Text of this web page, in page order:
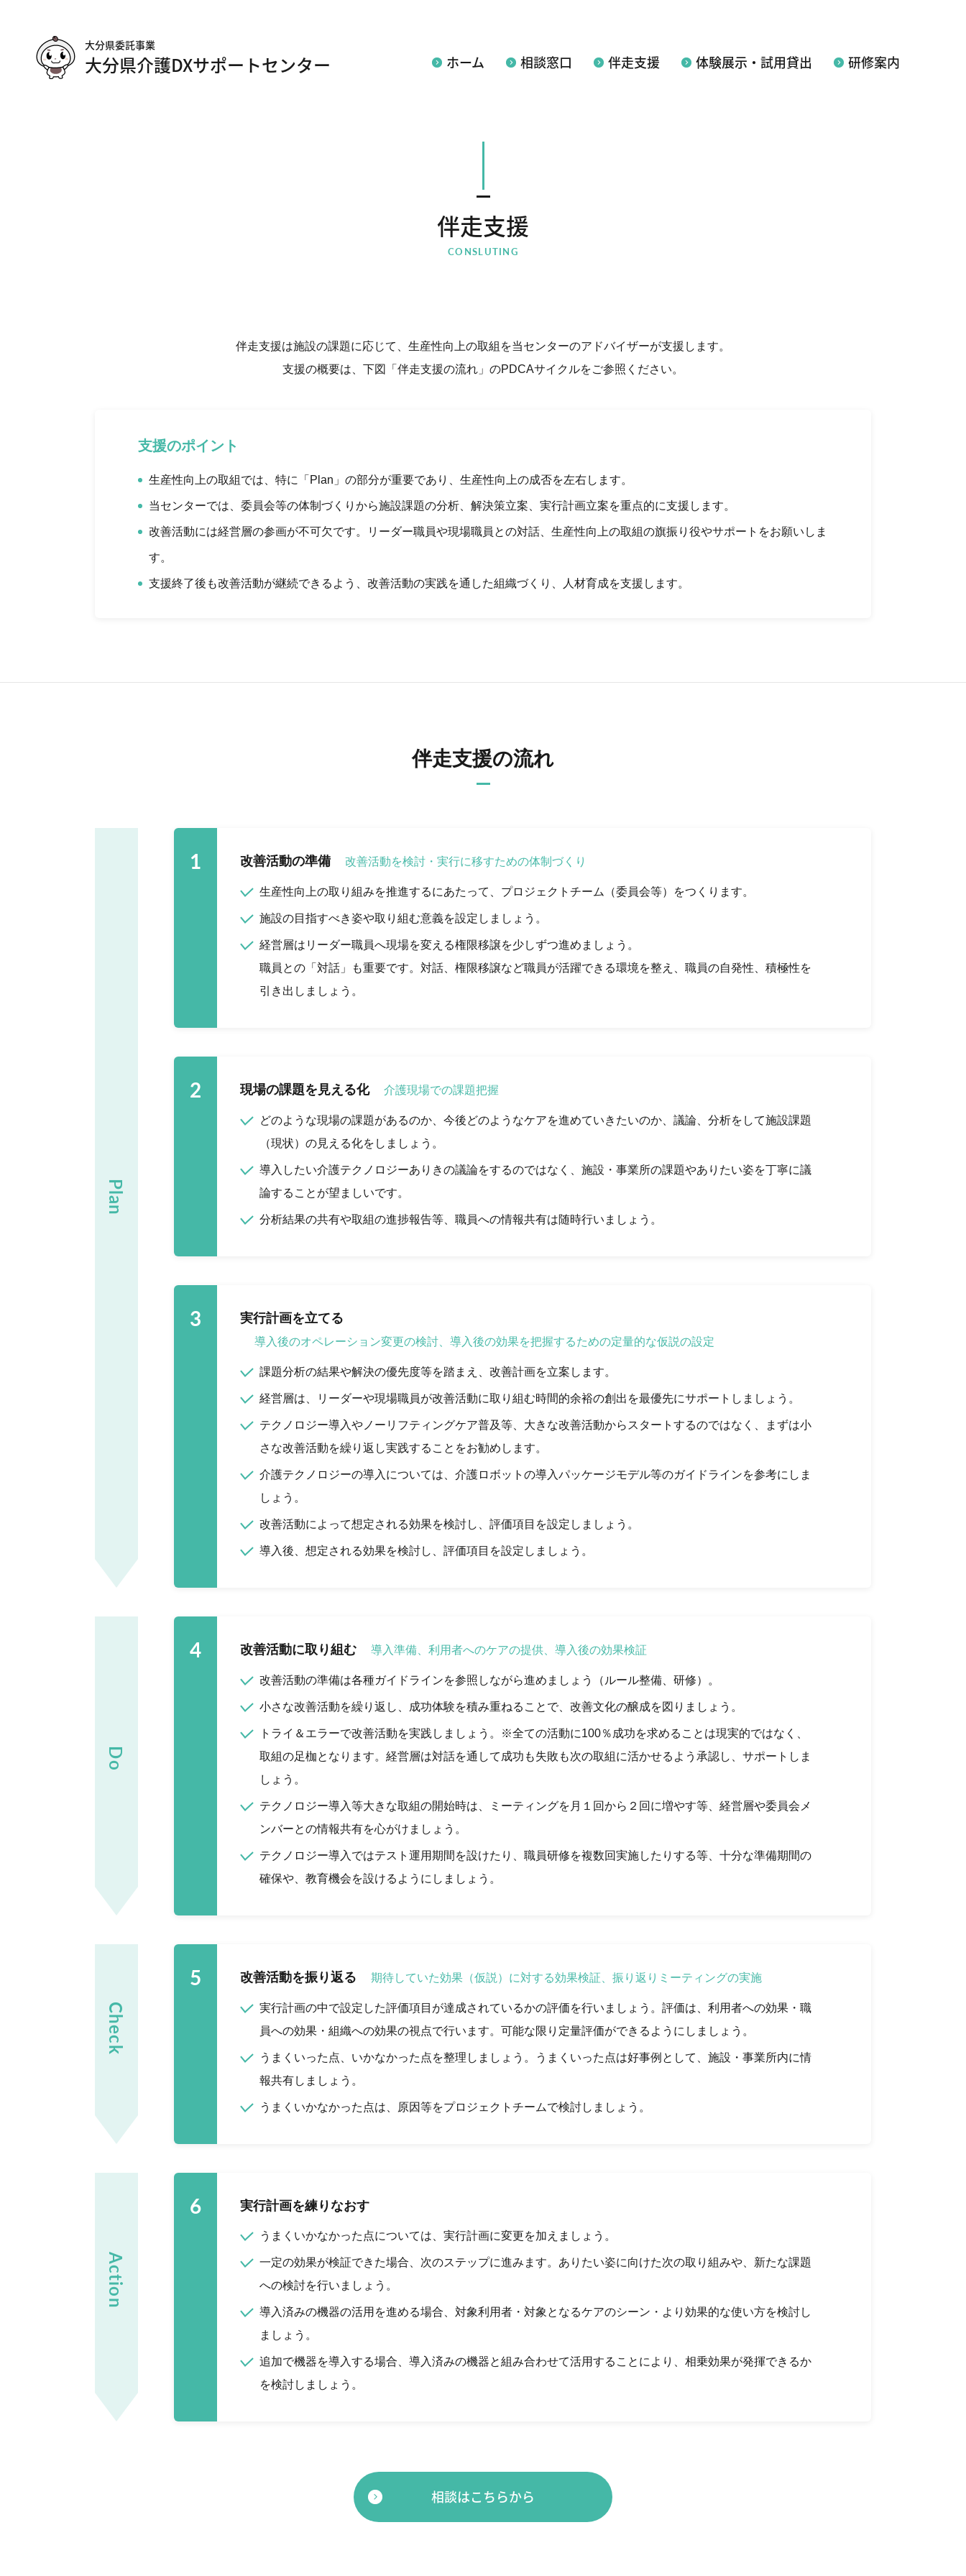
大分県委託事業
大分県介護DXサポートセンター ホーム 相談窓口 伴走支援 体験展示・試用貸出 研修案内
伴走支援
CONSLUTING
伴走支援は施設の課題に応じて、生産性向上の取組を当センターのアドバイザーが支援します。
支援の概要は、下図「伴走支援の流れ」のPDCAサイクルをご参照ください。
支援のポイント
生産性向上の取組では、特に「Plan」の部分が重要であり、生産性向上の成否を左右します。
当センターでは、委員会等の体制づくりから施設課題の分析、解決策立案、実行計画立案を重点的に支援します。
改善活動には経営層の参画が不可欠です。リーダー職員や現場職員との対話、生産性向上の取組の旗振り役やサポートをお願いしま
す。
支援終了後も改善活動が継続できるよう、改善活動の実践を通した組織づくり、人材育成を支援します。
伴走支援の流れ
Plan
1 改善活動の準備 改善活動を検討・実行に移すための体制づくり
生産性向上の取り組みを推進するにあたって、プロジェクトチーム（委員会等）をつくります。
施設の目指すべき姿や取り組む意義を設定しましょう。
経営層はリーダー職員へ現場を変える権限移譲を少しずつ進めましょう。
職員との「対話」も重要です。対話、権限移譲など職員が活躍できる環境を整え、職員の自発性、積極性を
引き出しましょう。
2 現場の課題を見える化 介護現場での課題把握
どのような現場の課題があるのか、今後どのようなケアを進めていきたいのか、議論、分析をして施設課題
（現状）の見える化をしましょう。
導入したい介護テクノロジーありきの議論をするのではなく、施設・事業所の課題やありたい姿を丁寧に議
論することが望ましいです。
分析結果の共有や取組の進捗報告等、職員への情報共有は随時行いましょう。
3 実行計画を立てる
導入後のオペレーション変更の検討、導入後の効果を把握するための定量的な仮説の設定
課題分析の結果や解決の優先度等を踏まえ、改善計画を立案します。
経営層は、リーダーや現場職員が改善活動に取り組む時間的余裕の創出を最優先にサポートしましょう。
テクノロジー導入やノーリフティングケア普及等、大きな改善活動からスタートするのではなく、まずは小
さな改善活動を繰り返し実践することをお勧めします。
介護テクノロジーの導入については、介護ロボットの導入パッケージモデル等のガイドラインを参考にしま
しょう。
改善活動によって想定される効果を検討し、評価項目を設定しましょう。
導入後、想定される効果を検討し、評価項目を設定しましょう。
Do
4 改善活動に取り組む 導入準備、利用者へのケアの提供、導入後の効果検証
改善活動の準備は各種ガイドラインを参照しながら進めましょう（ルール整備、研修）。
小さな改善活動を繰り返し、成功体験を積み重ねることで、改善文化の醸成を図りましょう。
トライ＆エラーで改善活動を実践しましょう。※全ての活動に100％成功を求めることは現実的ではなく、
取組の足枷となります。経営層は対話を通して成功も失敗も次の取組に活かせるよう承認し、サポートしま
しょう。
テクノロジー導入等大きな取組の開始時は、ミーティングを月１回から２回に増やす等、経営層や委員会メ
ンバーとの情報共有を心がけましょう。
テクノロジー導入ではテスト運用期間を設けたり、職員研修を複数回実施したりする等、十分な準備期間の
確保や、教育機会を設けるようにしましょう。
Check
5 改善活動を振り返る 期待していた効果（仮説）に対する効果検証、振り返りミーティングの実施
実行計画の中で設定した評価項目が達成されているかの評価を行いましょう。評価は、利用者への効果・職
員への効果・組織への効果の視点で行います。可能な限り定量評価ができるようにしましょう。
うまくいった点、いかなかった点を整理しましょう。うまくいった点は好事例として、施設・事業所内に情
報共有しましょう。
うまくいかなかった点は、原因等をプロジェクトチームで検討しましょう。
Action
6 実行計画を練りなおす
うまくいかなかった点については、実行計画に変更を加えましょう。
一定の効果が検証できた場合、次のステップに進みます。ありたい姿に向けた次の取り組みや、新たな課題
への検討を行いましょう。
導入済みの機器の活用を進める場合、対象利用者・対象となるケアのシーン・より効果的な使い方を検討し
ましょう。
追加で機器を導入する場合、導入済みの機器と組み合わせて活用することにより、相乗効果が発揮できるか
を検討しましょう。
相談はこちらから